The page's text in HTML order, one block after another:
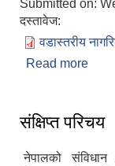
Submitted on:
दस्तावेज:
वडास्तरीय
Read more
संक्षिप्त परिचय
नेपालको